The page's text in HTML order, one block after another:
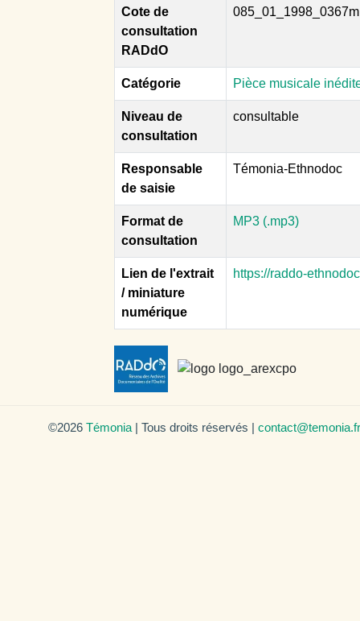
Cote de
consultation
RADdO
Catégorie Pièce musicale
Niveau de
consultation
consultable
Responsable
de saisie
Témonia-Ethnodoc
Format de
consultation
MP3 (.mp3)
Lien de l'extrait
/ miniature
numérique
https://raddo-
©2026 Témonia | Tous droits réservés | contact@temonia.fr